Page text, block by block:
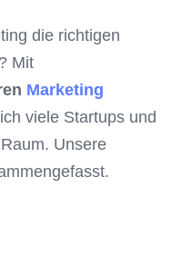
die richtigen
Mit
Marketing
viele Startups und
Unsere